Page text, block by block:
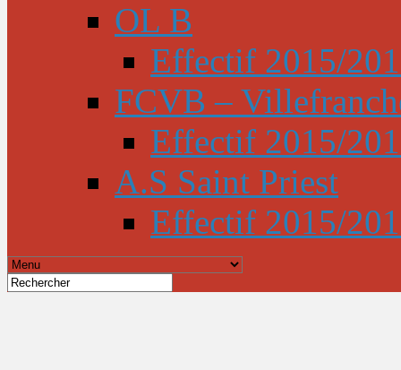
OL B
Effectif 2015/
FCVB –
Effectif 2015/
A.S Saint Priest
Effectif 2015/